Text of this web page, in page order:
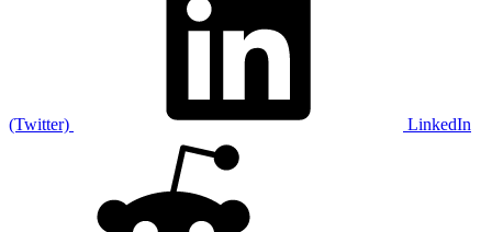
(Twitter) LinkedIn